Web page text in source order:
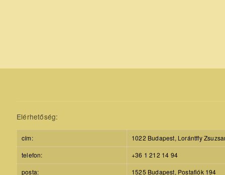
Elérhetőség:
cím:
1022 Budapest, Lorántffy
telefon:
+36 1 212 14 94
posta:
1525 Budapest, Postafiók 194